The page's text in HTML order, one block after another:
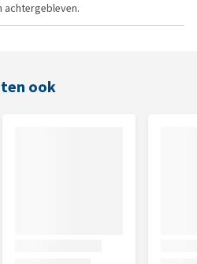
achtergebleven.
ook